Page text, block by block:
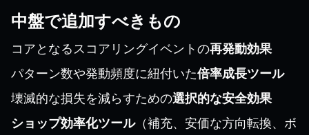
中盤で追加すべきもの
コアとなるスコアリングイベントの再発動効果
パターン数や発動頻度に紐付いた倍率成長ツール
壊滅的な損失を減らすための選択的な安全効果
ショップ効率化ツール（補充、安価な方向転換、ボ